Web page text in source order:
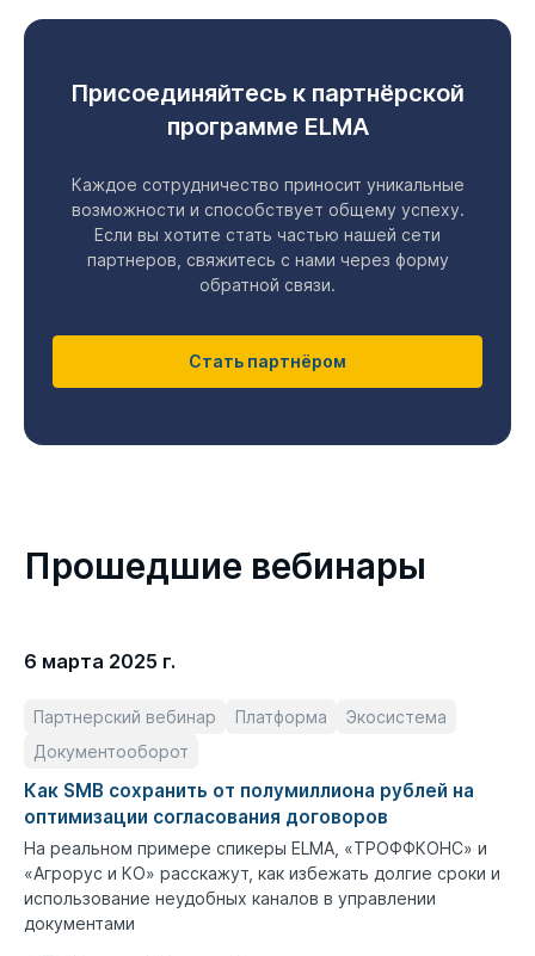
Присоединяйтесь к партнёрской
программе ELMA
Каждое сотрудничество приносит уникальные
возможности и способствует общему успеху.
Если вы хотите стать частью нашей сети
партнеров, свяжитесь с нами через форму
обратной связи.
Стать партнёром
Прошедшие вебинары
6 марта 2025 г.
Партнерский вебинар Платформа
Экосистема
Документооборот
Как SMB сохранить от полумиллиона рублей на
оптимизации согласования договоров
На реальном примере спикеры ELMA, «ТРОФФКОНС» и
«Агрорус и КО» расскажут, как избежать долгие сроки и
использование неудобных каналов в управлении
документами